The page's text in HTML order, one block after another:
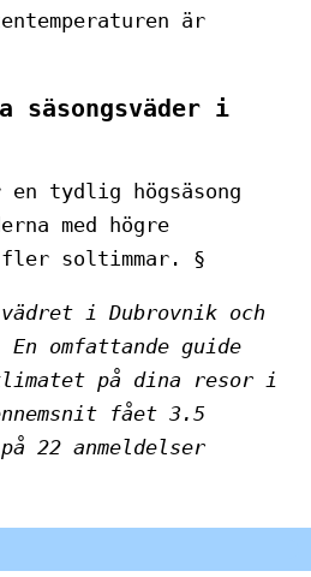
är
säsongsväder i
tydlig högsäsong
med högre
fler soltimmar. §
i Dubrovnik och
En omfattande guide
på dina resor i
fået 3.5
22 anmeldelser